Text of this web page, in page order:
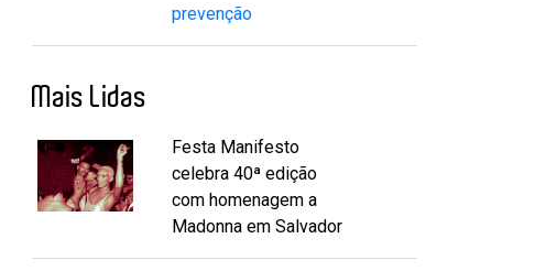
prevenção
Mais Lidas
Festa Manifesto
celebra 40ª edição
com homenagem a
Madonna em Salvador